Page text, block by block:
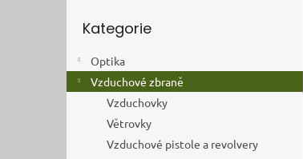
kategorie
Kategorie
Optika
Vzduchové zbraně
Vzduchovky
Větrovky
Vzduchové pistole a revolvery